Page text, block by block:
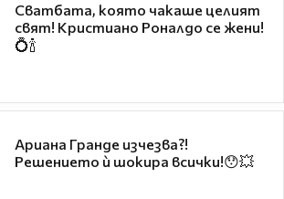
Сватбата, която чакаше целият
свят! Кристиано Роналдо се жени!
💍🍾
Ариана Гранде изчезва?!
Решението ѝ шокира всички!😯💥